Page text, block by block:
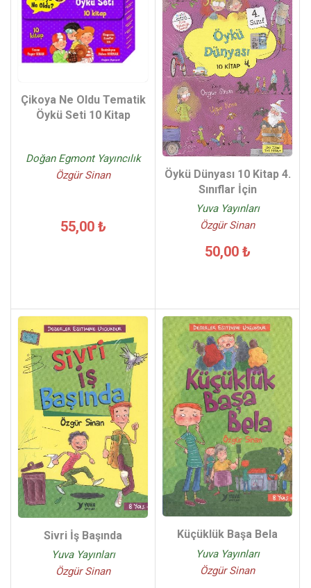
Çikoya Ne Oldu Tematik
Öykü Seti 10 Kitap
Doğan Egmont Yayıncılık
Özgür Sinan
55,00 ₺
Öykü Dünyası 10 Kitap 4.
Sınıflar İçin
Yuva Yayınları
Özgür Sinan
50,00 ₺
Sivri İş Başında
Yuva Yayınları
Özgür Sinan
Küçüklük Başa Bela
Yuva Yayınları
Özgür Sinan